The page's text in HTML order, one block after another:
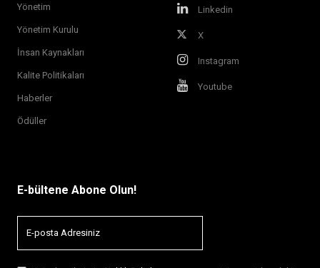
Yönetim
Yönetim Kurulu
İnsan Kaynakları
Kalite Politikaları
Haberler
Ödüller
Linkedin
X
Instagram
Youtube
E-bültene Abone Olun!